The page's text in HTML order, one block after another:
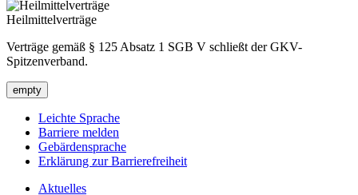
Heilmittelverträge
Verträge gemäß § 125 Absatz 1 SGB V schließt der GKV-
Spitzenverband.
empty
Leichte Sprache
Barriere melden
Gebärdensprache
Erklärung zur Barrierefreiheit
Aktuelles